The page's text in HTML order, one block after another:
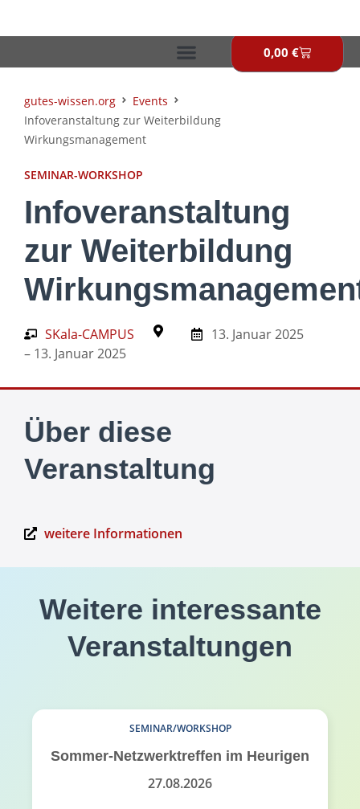
0,00 €
gutes-wissen.org
Events
Infoveranstaltung zur Weiterbildung
Wirkungsmanagement
SEMINAR-WORKSHOP
Infoveranstaltung
zur Weiterbildung
SKala-CAMPUS
13. Januar 2025
– 13. Januar 2025
Über diese
Veranstaltung
weitere Informationen
Weitere interessante
Veranstaltungen
SEMINAR/WORKSHOP
Sommer-Netzwerktreffen im Heurigen
27.08.2026